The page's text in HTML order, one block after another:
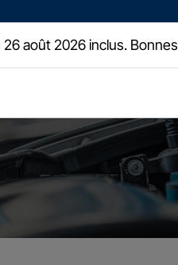
Prenez rendez-vous
août 2026 inclus.